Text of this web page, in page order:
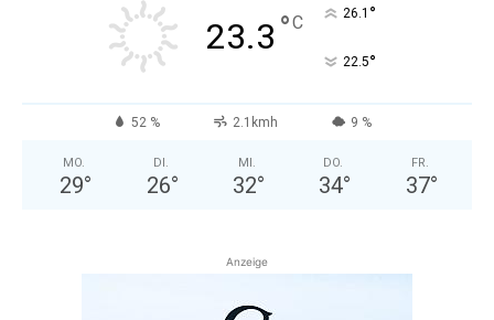
23.3 °C 26.1 °
22.5°
52 % 2.1kmh 9 %
MO.
29°
DI.
26°
MI.
32°
DO.
34°
FR.
37°
Anzeige